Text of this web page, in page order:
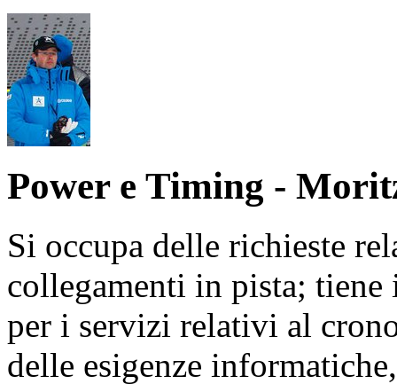
Power e Timing -
Si occupa delle richieste
collegamenti in pista;
per i servizi relativi al
delle esigenze